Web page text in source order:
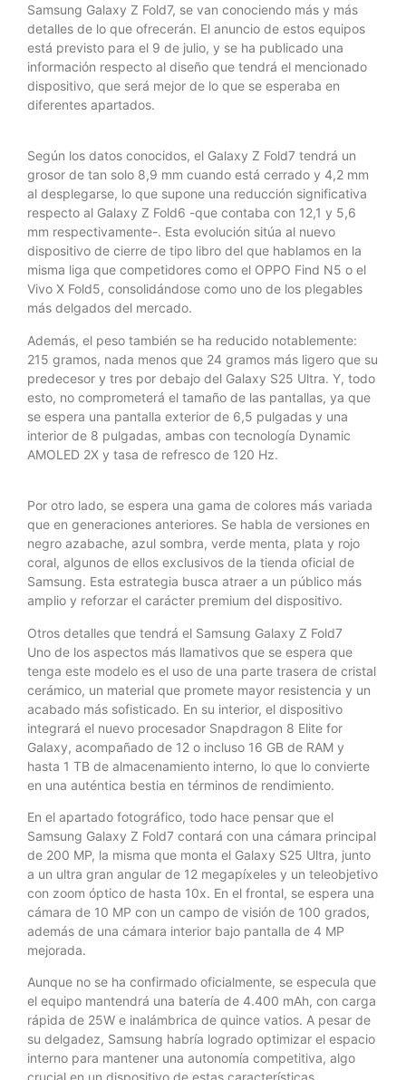
Samsung Galaxy Z Fold7, se van conociendo más y más
detalles de lo que ofrecerán. El anuncio de estos equipos
está previsto para el 9 de julio, y se ha publicado una
información respecto al diseño que tendrá el mencionado
dispositivo, que será mejor de lo que se esperaba en
diferentes apartados.
Según los datos conocidos, el Galaxy Z Fold7 tendrá un
grosor de tan solo 8,9 mm cuando está cerrado y 4,2 mm
al desplegarse, lo que supone una reducción significativa
respecto al Galaxy Z Fold6 -que contaba con 12,1 y 5,6
mm respectivamente-. Esta evolución sitúa al nuevo
dispositivo de cierre de tipo libro del que hablamos en la
misma liga que competidores como el OPPO Find N5 o el
Vivo X Fold5, consolidándose como uno de los plegables
más delgados del mercado.
Además, el peso también se ha reducido notablemente:
215 gramos, nada menos que 24 gramos más ligero que su
predecesor y tres por debajo del Galaxy S25 Ultra. Y, todo
esto, no comprometerá el tamaño de las pantallas, ya que
se espera una pantalla exterior de 6,5 pulgadas y una
interior de 8 pulgadas, ambas con tecnología Dynamic
AMOLED 2X y tasa de refresco de 120 Hz.
Por otro lado, se espera una gama de colores más variada
que en generaciones anteriores. Se habla de versiones en
negro azabache, azul sombra, verde menta, plata y rojo
coral, algunos de ellos exclusivos de la tienda oficial de
Samsung. Esta estrategia busca atraer a un público más
amplio y reforzar el carácter premium del dispositivo.
Otros detalles que tendrá el Samsung Galaxy Z Fold7
Uno de los aspectos más llamativos que se espera que
tenga este modelo es el uso de una parte trasera de cristal
cerámico, un material que promete mayor resistencia y un
acabado más sofisticado. En su interior, el dispositivo
integrará el nuevo procesador Snapdragon 8 Elite for
Galaxy, acompañado de 12 o incluso 16 GB de RAM y
hasta 1 TB de almacenamiento interno, lo que lo convierte
en una auténtica bestia en términos de rendimiento.
En el apartado fotográfico, todo hace pensar que el
Samsung Galaxy Z Fold7 contará con una cámara principal
de 200 MP, la misma que monta el Galaxy S25 Ultra, junto
a un ultra gran angular de 12 megapíxeles y un teleobjetivo
con zoom óptico de hasta 10x. En el frontal, se espera una
cámara de 10 MP con un campo de visión de 100 grados,
además de una cámara interior bajo pantalla de 4 MP
mejorada.
Aunque no se ha confirmado oficialmente, se especula que
el equipo mantendrá una batería de 4.400 mAh, con carga
rápida de 25W e inalámbrica de quince vatios. A pesar de
su delgadez, Samsung habría logrado optimizar el espacio
interno para mantener una autonomía competitiva, algo